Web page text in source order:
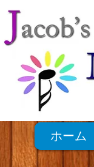
ホーム